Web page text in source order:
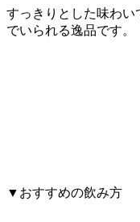
すっきりとした味わ
でいられる逸品です。
▼おすすめの飲み方